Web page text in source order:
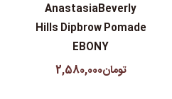
AnastasiaBeverly
Hills Dipbrow Pomade
EBONY
تومان2,580,000